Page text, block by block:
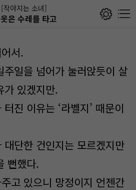
[작아지는 소녀]
은 수레를 타고
서.
주일을 넘어가 눌러앉듯이 살
가 있겠지만.
진 이유는 ‘라벨지’ 때문이
단한 건인지는 모르겠지만
뻔했다.
고 있으니 망정이지 언젠간